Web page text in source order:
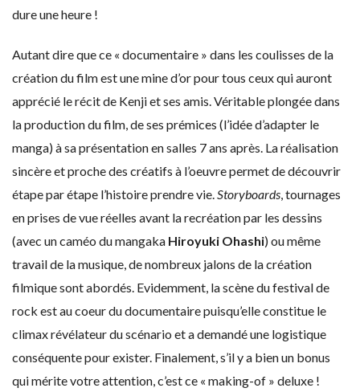
dure une heure !
Autant dire que ce « documentaire » dans les coulisses de la
création du film est une mine d’or pour tous ceux qui auront
apprécié le récit de Kenji et ses amis. Véritable plongée dans
la production du film, de ses prémices (l’idée d’adapter le
manga) à sa présentation en salles 7 ans après. La réalisation
sincère et proche des créatifs à l’oeuvre permet de découvrir
étape par étape l’histoire prendre vie.Storyboards, tournages
en prises de vue réelles avant la recréation par les dessins
(avec un caméo du mangaka Hiroyuki Ohashi) ou même
travail de la musique, de nombreux jalons de la création
filmique sont abordés. Evidemment, la scène du festival de
rock est au coeur du documentaire puisqu’elle constitue le
climax révélateur du scénario et a demandé une logistique
conséquente pour exister. Finalement, s’il y a bien un bonus
qui mérite votre attention, c’est ce « making-of » deluxe !